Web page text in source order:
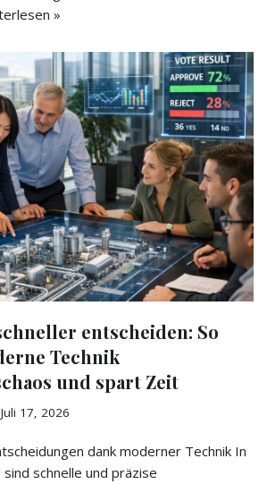
»
entscheiden: So
Technik
und spart Zeit
Juli 17, 2026
dank moderner Technik In
schnelle und präzise